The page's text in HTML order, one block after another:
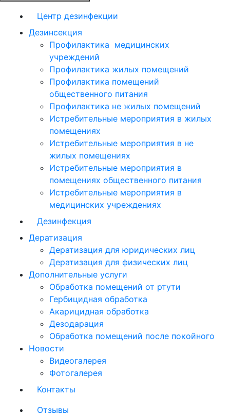
Центр дезинфекции
Дезинсекция
Профилактика медицинских
учреждений
Профилактика жилых помещений
Профилактика помещений
общественного питания
Профилактика не жилых помещений
Истребительные мероприятия в жилых
помещениях
Истребительные мероприятия в не
жилых помещениях
Истребительные мероприятия в
помещениях общественного питания
Истребительные мероприятия в
медицинских учреждениях
Дезинфекция
Дератизация
Дератизация для юридических лиц
Дератизация для физических лиц
Дополнительные услуги
Обработка помещений от ртути
Гербицидная обработка
Акарицидная обработка
Дезодарация
Обработка помещений после покойного
Новости
Видеогалерея
Фотогалерея
Контакты
Отзывы